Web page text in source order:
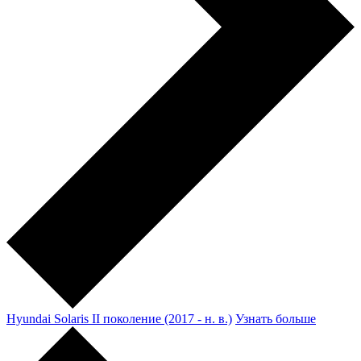
Hyundai Solaris II поколение (2017 - н. в.) Узнать больше